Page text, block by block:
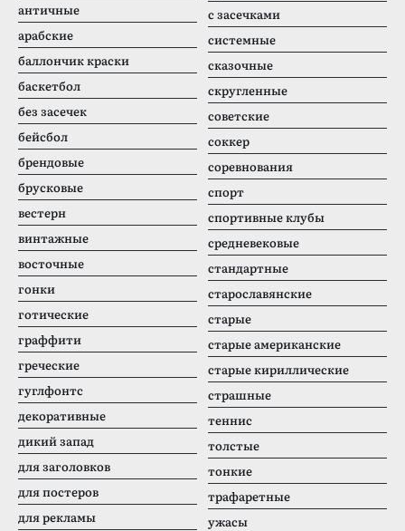
античные
арабские
баллончик краски
баскетбол
без засечек
бейсбол
брендовые
брусковые
вестерн
винтажные
восточные
гонки
готические
граффити
греческие
гуглфонтс
декоративные
дикий запад
для заголовков
для постеров
для рекламы
с засечками
системные
сказочные
скругленные
советские
соккер
соревнования
спорт
спортивные клубы
средневековые
стандартные
старославянские
старые
старые американские
старые кириллические
страшные
теннис
толстые
тонкие
трафаретные
ужасы